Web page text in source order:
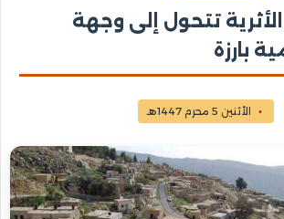
تتحول إلى وجهة
بارزة
الأثنين 5 محرم 1447هـ